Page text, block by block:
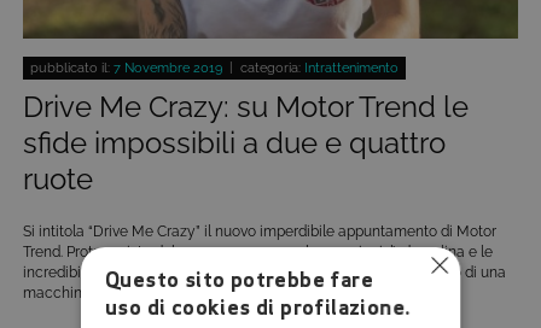
pubblicato il: 7 Novembre 2019 | categoria: Intrattenimento
Drive Me Crazy: su Motor Trend le
sfide impossibili a due e quattro
ruote
Si intitola “Drive Me Crazy” il nuovo imperdibile appuntamento di Motor
Trend. Protagoniste del nuovo programma le emozioni, l’adrenalina e le
incredibili sensazioni che si provano in sella a una moto o a bordo di una
macchina da corsa, raccontate agli appassionati di motori da […]
Questo sito potrebbe fare
uso di cookies di profilazione.